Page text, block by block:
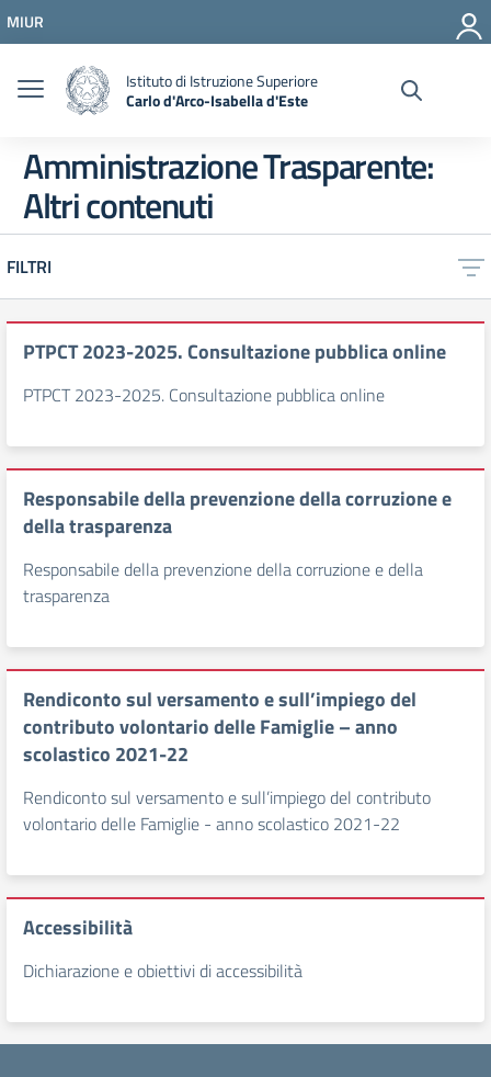
Vai al menu di navigazione
Vai al footer
MIUR
Istituto di Istruzione Superiore
Carlo d'Arco-Isabella d'Este
Amministrazione Trasparente:
Altri contenuti
FILTRI
PTPCT 2023-2025. Consultazione pubblica online
PTPCT 2023-2025. Consultazione pubblica online
Responsabile della prevenzione della corruzione e
della trasparenza
Responsabile della prevenzione della corruzione e della
trasparenza
Rendiconto sul versamento e sull’impiego del
contributo volontario delle Famiglie – anno
scolastico 2021-22
Rendiconto sul versamento e sull’impiego del contributo
volontario delle Famiglie - anno scolastico 2021-22
Accessibilità
Dichiarazione e obiettivi di accessibilità